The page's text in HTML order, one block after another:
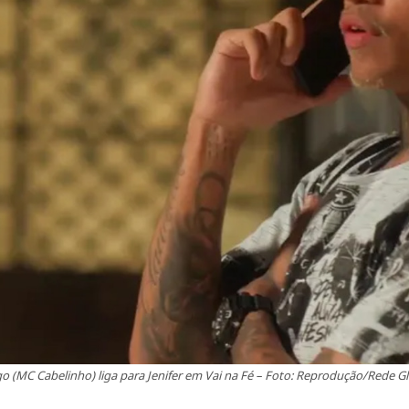
(MC Cabelinho) liga para Jenifer em Vai na Fé – Foto: Reprodução/Rede